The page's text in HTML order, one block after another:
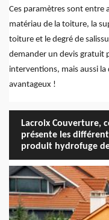
Ces paramètres sont entre
matériau de la toiture, la
toiture et le degré de
demander un devis gratuit
interventions, mais aussi la
avantageux !
Lacroix Couverture,
présente les
produit hydrofuge